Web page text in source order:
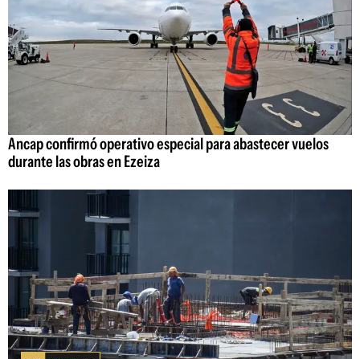
Ancap confirmó operativo especial para abastecer vuelos
durante las obras en Ezeiza